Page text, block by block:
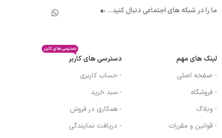
ما را در شبکه های اجتماعی دنبال کنید...
لینک های مهم
- صفحه اصلی
- فروشگاه
- وبلاگ
- قوانین و مقررات
دسترسی های کاربر
دسترسی های کاربر
- حساب کاربری
- سبد خرید
- همکاری در فروش
- دریافت نمایندگی